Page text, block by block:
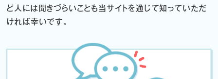
ど 人には聞きづらいことも当サイトを通じて知っていただ
ければ幸いです。